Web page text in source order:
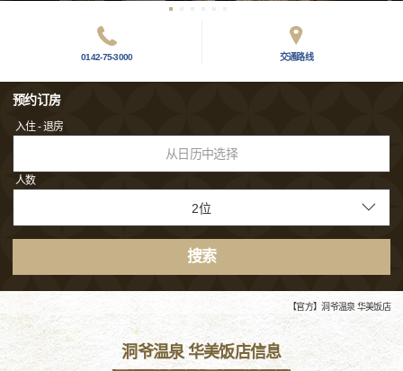
0142-75-3000 交通路线
预约订房
入住 - 退房
从日历中选择
人数
搜索
【官方】洞爷温泉 华美饭店
洞爷温泉 华美饭店信息